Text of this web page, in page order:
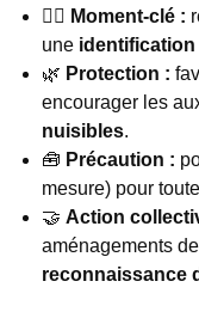
🕵️‍♂️ Moment-clé :
une
🌿 Protection :
encourager les
nuisibles.
🧰 Précaution :
mesure) pour toute
🤝 Action
aménagements
reconnaissance